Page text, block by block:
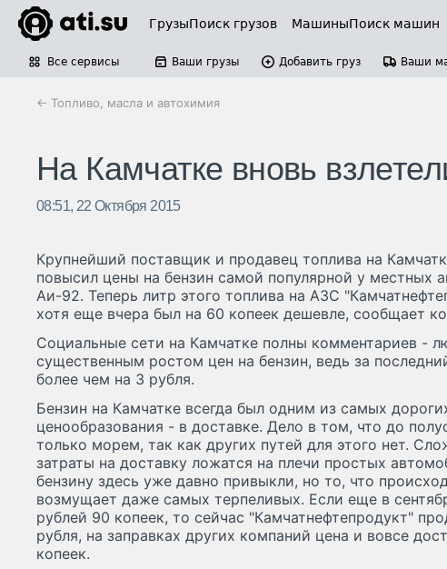
ГрузыПоиск грузов МашиныПоиск машин
Все сервисы Ваши грузы Добавить груз Ваши
← Топливо, масла и автохимия
На Камчатке вновь
08:51, 22 Октября 2015
Крупнейший поставщик и продавец топлива на
повысил цены на бензин самой популярной у местных
Аи-92. Теперь литр этого топлива на АЗС
хотя еще вчера был на 60 копеек дешевле, сообщает
Социальные сети на Камчатке полны комментариев -
существенным ростом цен на бензин, ведь за
более чем на 3 рубля.
Бензин на Камчатке всегда был одним из самых
ценообразования - в доставке. Дело в том, что до
только морем, так как других путей для этого нет.
затраты на доставку ложатся на плечи простых
бензину здесь уже давно привыкли, но то, что
возмущает даже самых терпеливых. Если еще в
рублей 90 копеек, то сейчас "Камчатнефтепродукт"
рубля, на заправках других компаний цена и вовсе
копеек.